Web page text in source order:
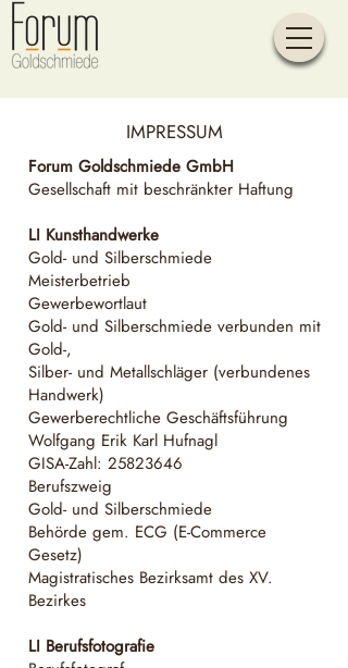
IMPRESSUM
Forum Goldschmiede GmbH
Gesellschaft mit beschränkter Haftung
LI Kunsthandwerke
Gold- und Silberschmiede
Meisterbetrieb
Gewerbewortlaut
Gold- und Silberschmiede verbunden mit
Gold-,
Silber- und Metallschläger (verbundenes
Handwerk)
Gewerberechtliche Geschäftsführung
Wolfgang Erik Karl Hufnagl
GISA-Zahl: 25823646
Berufszweig
Gold- und Silberschmiede
Behörde gem. ECG (E-Commerce
Gesetz)
Magistratisches Bezirksamt des XV.
Bezirkes
LI Berufsfotografie